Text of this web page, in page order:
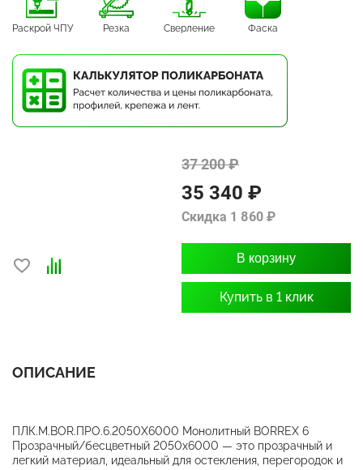
Раскрой ЧПУ Резка Сверление Фаска
37 200 ₽
35 340 ₽
Скидка 1 860 ₽
В корзину
Купить в 1 клик
ОПИСАНИЕ
ПЛК.М.BOR.ПРО.6.2050X6000 Монолитный BORREX 6
Прозрачный/бесцветный 2050х6000 — это прозрачный и
легкий материал, идеальный для остекления, перегородок и